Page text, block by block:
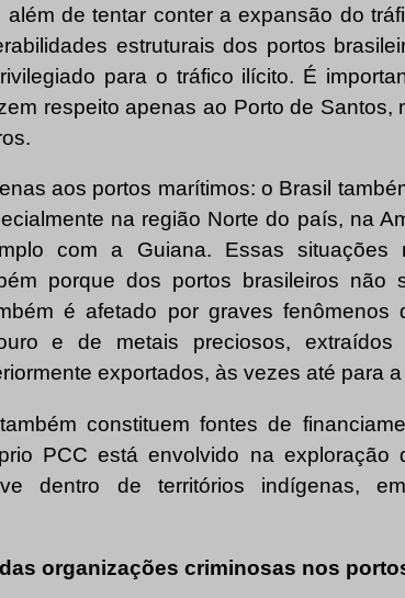
além de tentar conter a expansão do
estruturais dos portos
para o tráfico ilícito. É
respeito apenas ao Porto de Santos,
aos portos marítimos: o Brasil
na região Norte do país, na
com a Guiana. Essas situações
porque dos portos brasileiros não
é afetado por graves fenômenos
e de metais preciosos, extraídos
exportados, às vezes até para
constituem fontes de
PCC está envolvido na exploração
dentro de territórios indígenas,
organizações criminosas nos